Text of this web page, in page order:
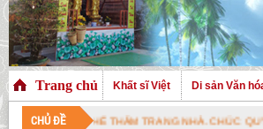
Trang chủ Khất sĩ Việt Di sản Văn
CHỦ ĐỀ
GHÉ THĂM TRANG NHÀ. CHÚC QUÝ VỊ AN VUI